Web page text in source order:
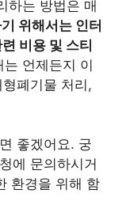
하는 방법은 매
위해서는 인터
비용 및 스티
는 언제든지 이
폐기물 처리,
좋겠어요. 궁
에 문의하시거
환경을 위해 함